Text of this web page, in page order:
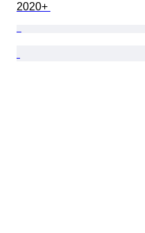
2020+